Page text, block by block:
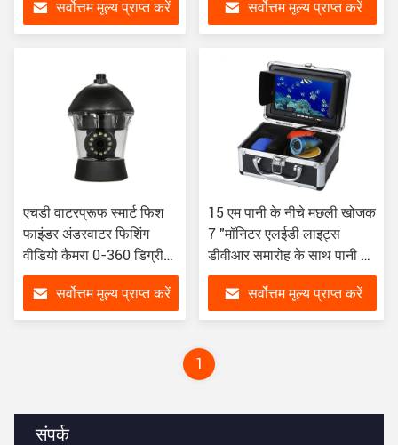
संपर्क
सर्वोत्तम मूल्य प्राप्त करें सर्वोत्तम मूल्य प्राप्त करें
एचडी वाटरप्रूफ स्मार्ट फिश
फाइंडर अंडरवाटर फिशिंग
वीडियो कैमरा 0-360 डिग्री
दृश्य 20M
सर्वोत्तम मूल्य प्राप्त करें
15 एम पानी के नीचे मछली खोजक
7 "मॉनिटर एलईडी लाइट्स
डीवीआर समारोह के साथ पानी के
नीचे मछली पकड़ने कैमरा
सर्वोत्तम मूल्य प्राप्त करें
1